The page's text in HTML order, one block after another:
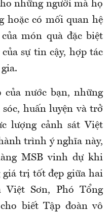
những người mà họ
có mối quan hệ
món quà đặc biệt
sự tin cậy, hợp tác
nước bạn, những
huấn luyện và trở
lượng cảnh sát Việt
trình ý nghĩa này,
MSB vinh dự khi
trị tốt đẹp giữa hai
Việt Sơn, Phó Tổng
biết Tập đoàn vô